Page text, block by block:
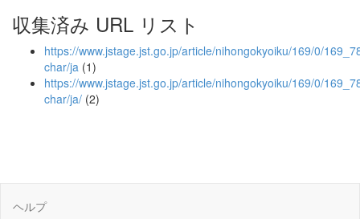
収集済み URL リスト
https://www.jstage.jst.go.jp/article/nihongokyoiku/169/0/
char/ja (1)
https://www.jstage.jst.go.jp/article/nihongokyoiku/169/0/
char/ja/ (2)
ヘルプ